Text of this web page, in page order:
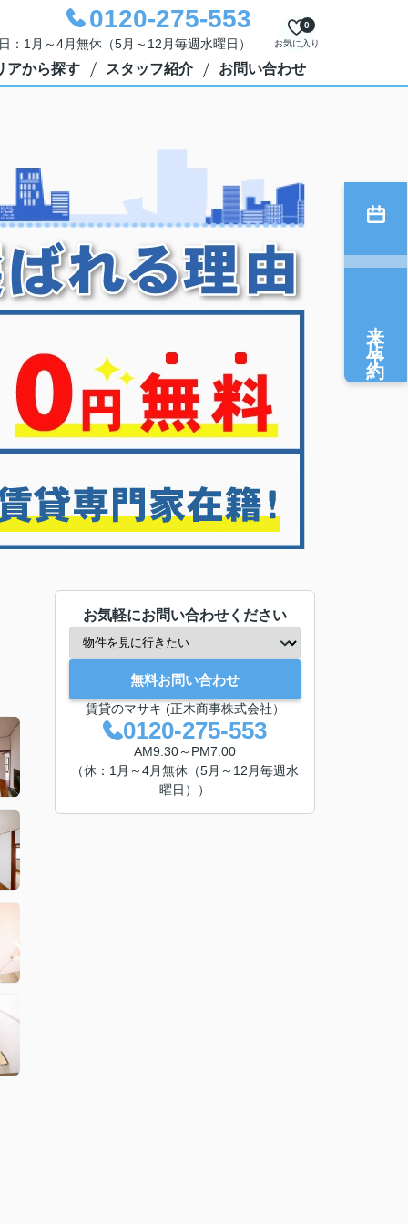
0120-275-553
1月～4月無休（5月～12月毎週水曜日） お気に入り
0
アから探す スタッフ紹介 お問い合わせ
お気軽にお問い合わせください
無料お問い合わせ
賃貸のマサキ (正木商事株式会社）
0120-275-553
AM9:30～PM7:00
（休：1月～4月無休（5月～12月毎週水
曜日））
来店予約